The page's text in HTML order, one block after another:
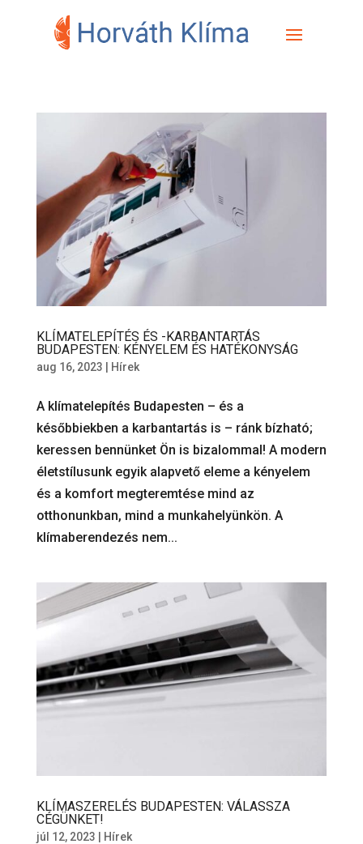
KLÍMATELEPÍTÉS ÉS -KARBANTARTÁS
BUDAPESTEN: KÉNYELEM ÉS HATÉKONYSÁG
aug 16, 2023 Hírek
A klímatelepítés Budapesten – és a
későbbiekben a karbantartás is – ránk bízható;
keressen bennünket Ön is bizalommal! A modern
életstílusunk egyik alapvető eleme a kényelem
és a komfort megteremtése mind az
otthonunkban, mind a munkahelyünkön. A
klímaberendezés nem...
KLÍMASZERELÉS BUDAPESTEN: VÁLASSZA
CÉGÜNKET!
júl 12, 2023 Hírek